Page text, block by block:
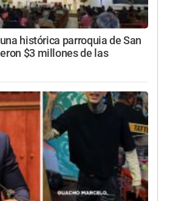
histórica parroquia de San
$3 millones de las